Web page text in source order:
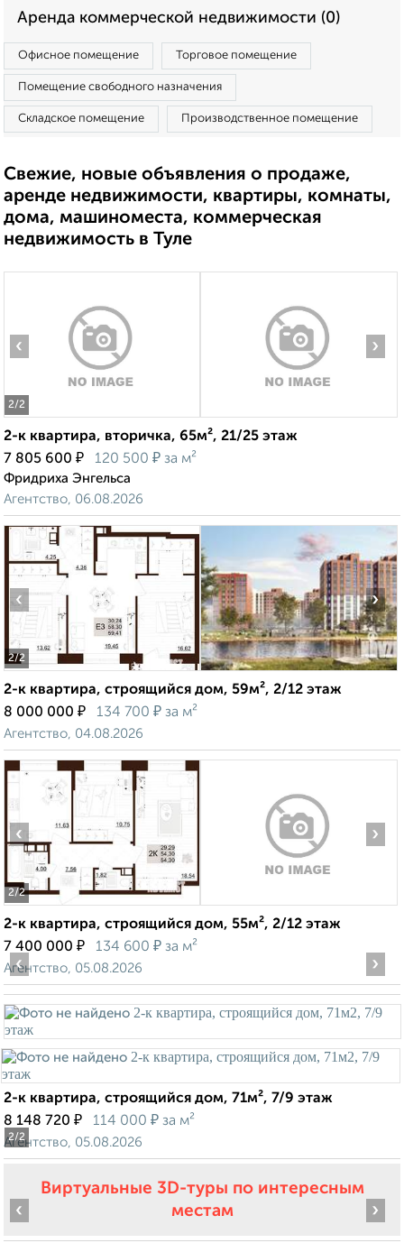
Аренда коммерческой недвижимости (0)
Офисное помещение Торговое помещение
Помещение свободного назначения
Складское помещение Производственное помещение
Свежие, новые объявления о продаже,
аренде недвижимости, квартиры, комнаты,
дома, машиноместа, коммерческая
недвижимость в Туле
2/2
‹ ›
2-к квартира, вторичка, 65м², 21/25 этаж
7 805 600 ₽ 120 500 ₽ за м²
Фридриха Энгельса
Агентство, 06.08.2026
2/2
‹ ›
2-к квартира, строящийся дом, 59м², 2/12 этаж
8 000 000 ₽ 134 700 ₽ за м²
Агентство, 04.08.2026
2/2
‹ ›
2-к квартира, строящийся дом, 55м², 2/12 этаж
7 400 000 ₽ 134 600 ₽ за м²
Агентство, 05.08.2026
2/2
‹ ›
2-к квартира, строящийся дом, 71м², 7/9 этаж
8 148 720 ₽ 114 000 ₽ за м²
Агентство, 05.08.2026
Виртуальные 3D-туры по интересным
местам
‹ ›